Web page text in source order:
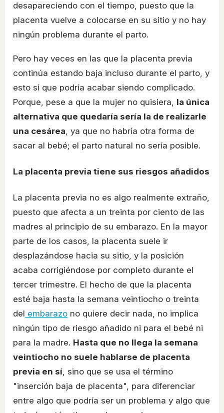
desapareciendo con el tiempo, puesto que la
placenta vuelve a colocarse en su sitio y no hay
ningún problema durante el parto.
Pero hay veces en las que la placenta previa
continúa estando baja incluso durante el parto, y
esto sí que podría acabar siendo complicado.
Porque, pese a que la mujer no quisiera, la única
alternativa que quedaría sería la de realizarle
una cesárea, ya que no habría otra forma de
sacar al bebé; el parto natural no sería posible.
La placenta previa tiene sus riesgos añadidos
La placenta previa no es algo realmente extraño,
puesto que afecta a un treinta por ciento de las
madres al principio de su embarazo. En la mayor
parte de los casos, la placenta suele ir
desplazándose hacia su sitio, y la posición
acaba corrigiéndose por completo durante el
tercer trimestre. El hecho de que la placenta
esté baja hasta la semana veintiocho o treinta
del embarazo no quiere decir nada, no implica
ningún tipo de riesgo añadido ni para el bebé ni
para la madre. Hasta que no llega la semana
veintiocho no suele hablarse de placenta
previa en sí , sino que se usa el término
"inserción baja de placenta", para diferenciar
entre algo que podría ser un problema y algo que